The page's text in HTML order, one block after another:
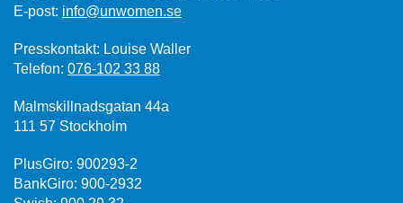
E-post: info@unwomen.se
Presskontakt: Louise Waller
Telefon: 076-102 33 88
Malmskillnadsgatan 44a
111 57 Stockholm
PlusGiro: 900293-2
BankGiro: 900-2932